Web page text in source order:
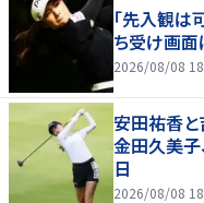
「先入観は
ち受け画
2026/08/08
安田祐香と
金田久美
日
2026/08/08